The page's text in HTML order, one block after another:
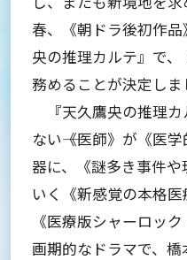
春、《朝ドラ後初作
央の推理カルテ』で
務めることが決定しま
『天久鷹央の推理カ
ない――《医師》が《医
器に、《謎多き事件
いく《新感覚の本格
《医療版シャーロッ
画期的なドラマで、